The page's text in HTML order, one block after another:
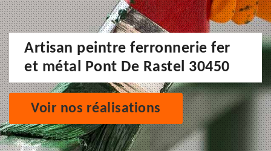
Artisan peintre ferronnerie fer
et métal Pont De Rastel 30450
Voir nos réalisations